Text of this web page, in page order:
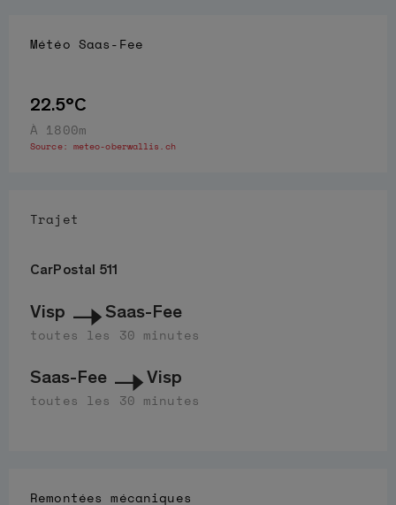
Météo Saas-Fee
22.5°C
À 1800m
Source: meteo-oberwallis.ch
Trajet
CarPostal 511
Visp Saas-Fee
toutes les 30 minutes
Saas-Fee Visp
toutes les 30 minutes
Remontées mécaniques